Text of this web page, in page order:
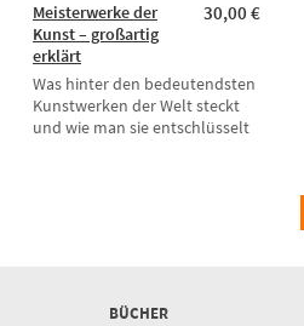
30,00 €
Meisterwerke der
Kunst – großartig
erklärt
Was hinter den bedeutendsten
Kunstwerken der Welt steckt
und wie man sie entschlüsselt
BÜCHER